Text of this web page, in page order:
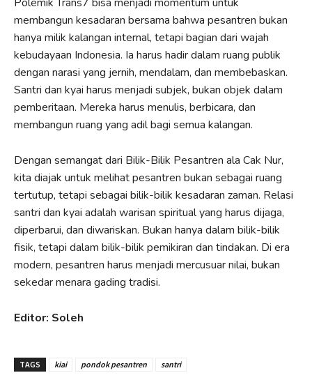
membangun kesadaran bersama bahwa pesantren bukan
hanya milik kalangan internal, tetapi bagian dari wajah
kebudayaan Indonesia. Ia harus hadir dalam ruang publik
dengan narasi yang jernih, mendalam, dan membebaskan.
Santri dan kyai harus menjadi subjek, bukan objek dalam
pemberitaan. Mereka harus menulis, berbicara, dan
membangun ruang yang adil bagi semua kalangan.
Dengan semangat dari Bilik-Bilik Pesantren ala Cak Nur,
kita diajak untuk melihat pesantren bukan sebagai ruang
tertutup, tetapi sebagai bilik-bilik kesadaran zaman. Relasi
santri dan kyai adalah warisan spiritual yang harus dijaga,
diperbarui, dan diwariskan. Bukan hanya dalam bilik-bilik
fisik, tetapi dalam bilik-bilik pemikiran dan tindakan. Di era
modern, pesantren harus menjadi mercusuar nilai, bukan
sekedar menara gading tradisi.
Editor: Soleh
TAGS kiai pondok pesantren santri